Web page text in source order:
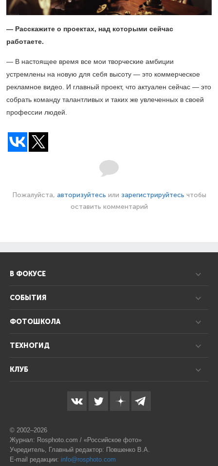
— Расскажите о проектах, над которыми сейчас
работаете.
— В настоящее время все мои творческие амбиции
устремлены на новую для себя высоту — это коммерческое
рекламное видео. И главный проект, что актуален сейчас — это
собрать команду талантливых и таких же увлеченных в своей
профессии людей.
Пожалуйста, авторизуйтесь или зарегистрируйтесь чтобы
оставить комментарий
В ФОКУСЕ
СОБЫТИЯ
ФОТОШКОЛА
ТЕХНОГИД
КЛУБ
© 2002–2026
Журнал: Rosphoto.com / «Российское фото»
Учредитель, Главный редактор: Повшенко В.А.
E-mail редакции: info@rosphoto.com